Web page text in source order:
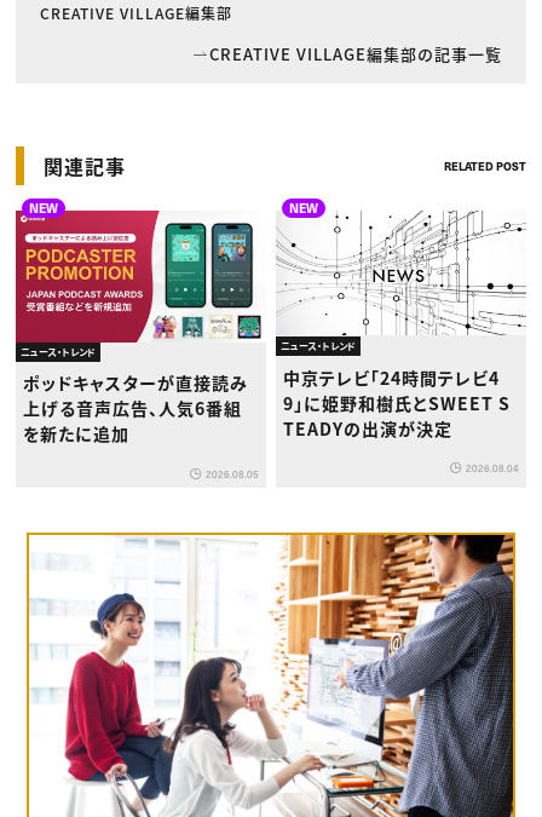
CREATIVE VILLAGE編集部
CREATIVE VILLAGE編集部の記事一覧
関連記事 RELATED POST
NEW
ニュース・トレンド
ポッドキャスターが直接読み
上げる音声広告、人気6番組
を新たに追加
2026.08.05
NEW
ニュース・トレンド
中京テレビ「24時間テレビ4
9」に姫野和樹氏とSWEET S
TEADYの出演が決定
2026.08.04